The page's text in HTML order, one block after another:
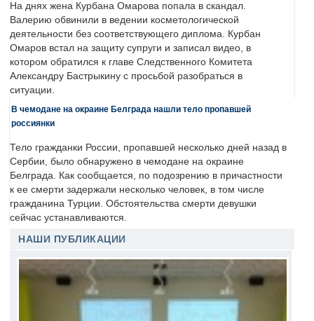
На днях жена Курбана Омарова попала в скандал.
Валерию обвинили в ведении косметологической
деятельности без соответствующего диплома. Курбан
Омаров встал на защиту супруги и записал видео, в
котором обратился к главе Следственного Комитета
Александру Бастрыкину с просьбой разобраться в
ситуации.
В чемодане на окраине Белграда нашли тело пропавшей
россиянки
Тело гражданки России, пропавшей несколько дней назад в
Сербии, было обнаружено в чемодане на окраине
Белграда. Как сообщается, по подозрению в причастности
к ее смерти задержали несколько человек, в том числе
гражданина Турции. Обстоятельства смерти девушки
сейчас устанавливаются.
НАШИ ПУБЛИКАЦИИ